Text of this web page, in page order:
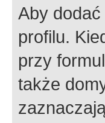
Aby
profilu.
przy
także